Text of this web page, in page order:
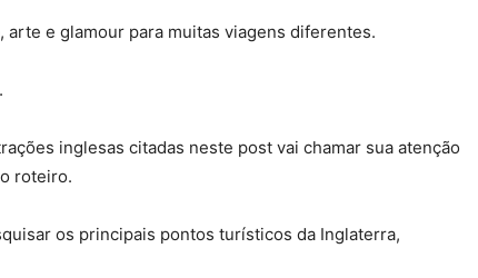
arte e glamour para muitas viagens diferentes.
inglesas citadas neste post vai chamar sua atenção
roteiro.
os principais pontos turísticos da Inglaterra,